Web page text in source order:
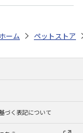
ー・ドライブ用品（猫
ケージ・飼育その他用品
ホーム ペットストア
づく表記について